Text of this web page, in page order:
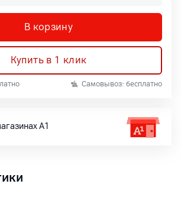
В корзину
Купить в 1 клик
Самовывоз: бесплатно
А1